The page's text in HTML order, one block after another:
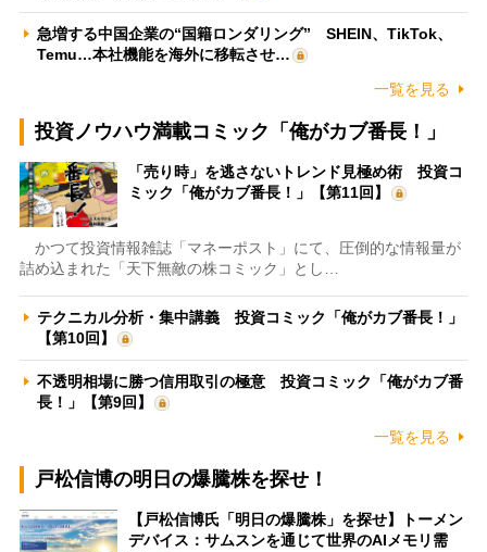
急増する中国企業の“国籍ロンダリング” SHEIN、TikTok、
Temu…本社機能を海外に移転させ…
一覧を見る
投資ノウハウ満載コミック「俺がカブ番長！」
「売り時」を逃さないトレンド見極め術 投資コ
ミック「俺がカブ番長！」【第11回】
かつて投資情報雑誌「マネーポスト」にて、圧倒的な情報量が
詰め込まれた「天下無敵の株コミック」とし…
テクニカル分析・集中講義 投資コミック「俺がカブ番長！」
【第10回】
不透明相場に勝つ信用取引の極意 投資コミック「俺がカブ番
長！」【第9回】
一覧を見る
戸松信博の明日の爆騰株を探せ！
【戸松信博氏「明日の爆騰株」を探せ】トーメン
デバイス：サムスンを通じて世界のAIメモリ需